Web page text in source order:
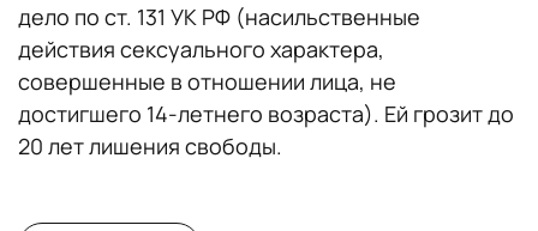
дело по ст. 131 УК РФ (насильственные
действия сексуального характера,
совершенные в отношении лица, не
достигшего 14-летнего возраста). Ей грозит до
20 лет лишения свободы.